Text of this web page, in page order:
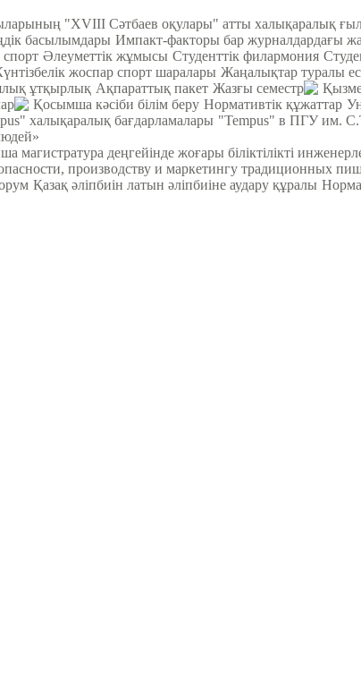
"XVIII Сәтбаев оқулары" атты халықаралық
басылымдары Импакт-факторы бар журналдардағы
Әлеуметтік жұмысы Студенттік филармония
жоспар спорт шаралары Жаңалықтар туралы
ұтқырлық Ақпараттық пакет Жазғы семестр
Қосымша кәсіби білім беру Нормативтік құжаттар
халықаралық бағдарламалары "Tempus" в ПГУ им.
деңгейінде жоғары біліктілікті
производству и маркетингу традиционных
Қазақ әліпбиін латын әліпбиіне аудару құралы